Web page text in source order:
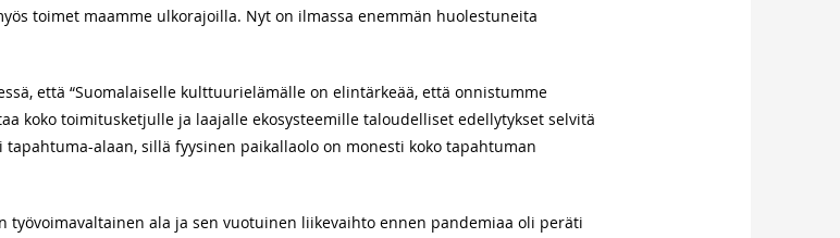
toimet maamme ulkorajoilla. Nyt on ilmassa enemmän huolestuneita
että “Suomalaiselle kulttuurielämälle on elintärkeää, että onnistumme
koko toimitusketjulle ja laajalle ekosysteemille taloudelliset edellytykset selvitä
alaan, sillä fyysinen paikallaolo on monesti koko tapahtuman
työvoimavaltainen ala ja sen vuotuinen liikevaihto ennen pandemiaa oli peräti